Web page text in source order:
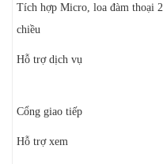
Tích hợp Micro, loa đàm thoại 2
chiều
Hỗ trợ dịch vụ
Cổng giao tiếp
Hỗ trợ xem